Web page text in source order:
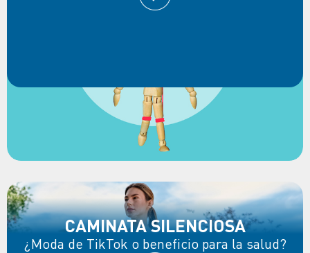
CAMINATA SILENCIOSA
¿Moda de TikTok o beneficio para la salud?